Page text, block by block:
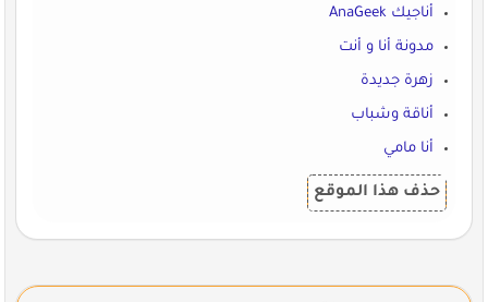
أناجيك AnaGeek‎‎
مدونة أنا و أنت
زهرة جديدة
أناقة وشباب
أنا مامي
حذف هذا الموقع